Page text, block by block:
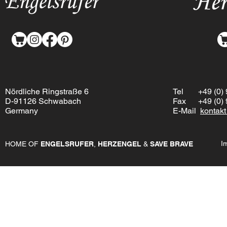
Nördliche Ringstraße 6
D-91126 Schwabach
Germany
Tel
+49 (0)
Fax +49 (0)
E-Mail
HOME OF ENGELSRUFER HERZENGEL & SAVE BRAVE